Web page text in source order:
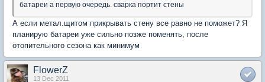
батареи а первую очередь. сварка портит стены
А если метал.щитом прикрывать стену все равно не поможет? Я
планирую батареи уже сильно позже поменять, после
отопительного сезона как минимум
FlowerZ
13 Dec 2011